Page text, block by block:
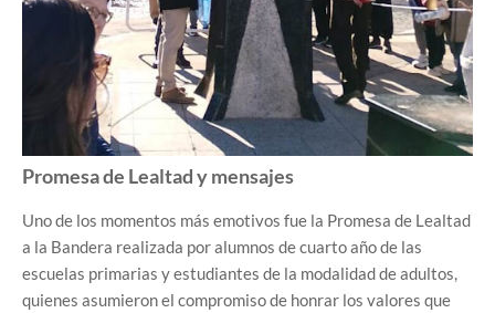
Promesa de Lealtad y mensajes
Uno de los momentos más emotivos fue la Promesa de Lealtad
a la Bandera realizada por alumnos de cuarto año de las
escuelas primarias y estudiantes de la modalidad de adultos,
quienes asumieron el compromiso de honrar los valores que